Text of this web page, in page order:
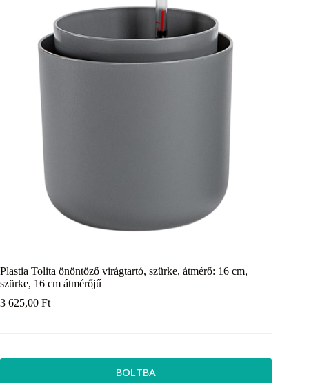
Plastia Tolita önöntöző virágtartó, szürke, átmérő: 16 cm,
szürke, 16 cm átmérőjű
3 625,00 Ft
BOLTBA